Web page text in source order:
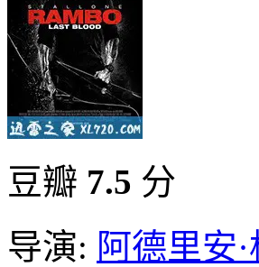
豆瓣 7.5 分
导演: 阿德里安